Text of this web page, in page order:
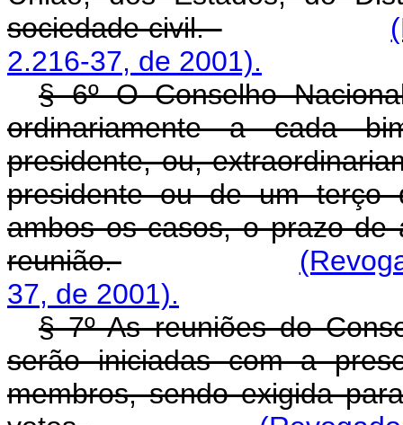
sociedade civil.
2.216-37, de 2001).
§ 6º O Conselho
ordinariamente a cada
presidente, ou,
presidente ou de um terço
ambos os casos, o prazo
reunião.
37, de 2001).
§ 7º As reuniões do
serão iniciadas com a
membros, sendo exigida